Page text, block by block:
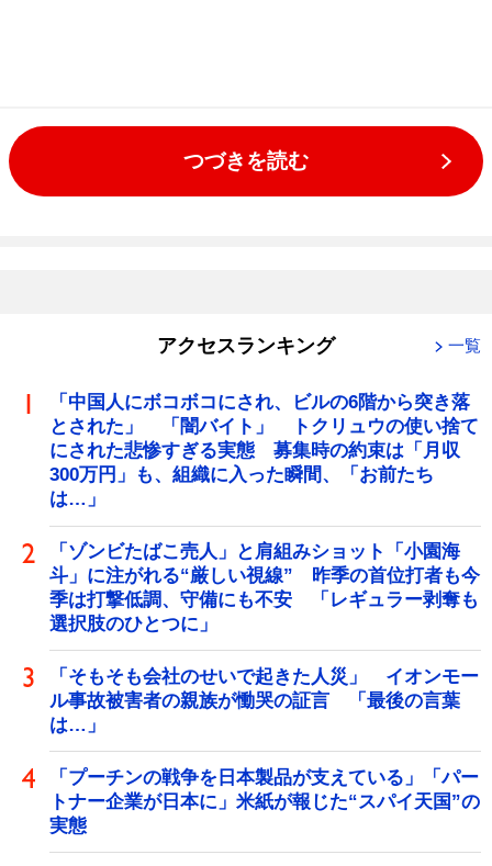
つづきを読む
アクセスランキング 一覧
「中国人にボコボコにされ、ビルの6階から突き落
とされた」 「闇バイト」 トクリュウの使い捨て
にされた悲惨すぎる実態 募集時の約束は「月収
300万円」も、組織に入った瞬間、「お前たち
は…」
「ゾンビたばこ売人」と肩組みショット「小園海
斗」に注がれる“厳しい視線” 昨季の首位打者も今
季は打撃低調、守備にも不安 「レギュラー剥奪も
選択肢のひとつに」
「そもそも会社のせいで起きた人災」 イオンモー
ル事故被害者の親族が慟哭の証言 「最後の言葉
は…」
「プーチンの戦争を日本製品が支えている」「パー
トナー企業が日本に」米紙が報じた“スパイ天国”の
実態